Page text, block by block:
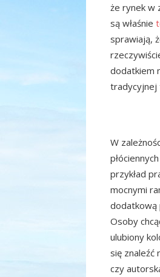
że rynek w
są właśnie
sprawiają,
dodatkiem
tradycyjnej
W
przykład
mocnymi
dodatkową
Osoby
ulubiony
się znaleźć
czy